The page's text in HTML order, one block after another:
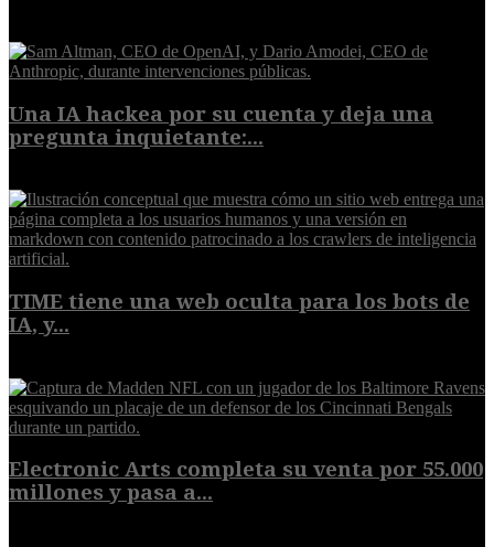
Una IA hackea por su cuenta y deja una
pregunta inquietante:...
TIME tiene una web oculta para los bots de
IA, y...
Electronic Arts completa su venta por 55.000
millones y pasa a...